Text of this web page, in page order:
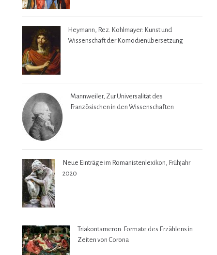
Heymann, Rez. Kohlmayer: Kunst und
Wissenschaft der Komödienübersetzung
Mannweiler, Zur Universalität des
Französischen in den Wissenschaften
Neue Einträge im Romanistenlexikon, Frühjahr
2020
Triakontameron: Formate des Erzählens in
Zeiten von Corona